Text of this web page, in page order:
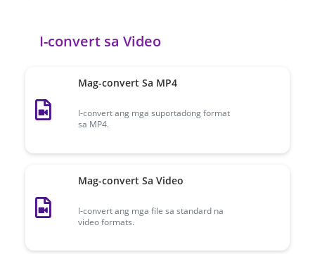
I-convert sa Video
Mag-convert Sa MP4
I-convert ang mga suportadong format
sa MP4.
Mag-convert Sa Video
I-convert ang mga file sa standard na
video formats.